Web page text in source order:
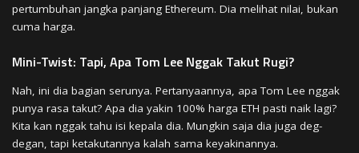
pertumbuhan jangka panjang Ethereum. Dia melihat nilai, bukan
cuma harga.
Mini-Twist: Tapi, Apa Tom Lee Nggak Takut Rugi?
Nah, ini dia bagian serunya. Pertanyaannya, apa Tom Lee nggak
punya rasa takut? Apa dia yakin 100% harga ETH pasti naik lagi?
Kita kan nggak tahu isi kepala dia. Mungkin saja dia juga deg-
degan, tapi ketakutannya kalah sama keyakinannya.